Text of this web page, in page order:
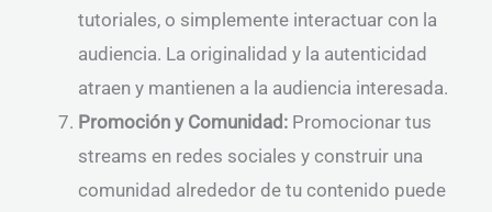
tutoriales, o simplemente interactuar con la
audiencia. La originalidad y la autenticidad
atraen y mantienen a la audiencia interesada.
Promoción y Comunidad: Promocionar tus
streams en redes sociales y construir una
comunidad alrededor de tu contenido puede